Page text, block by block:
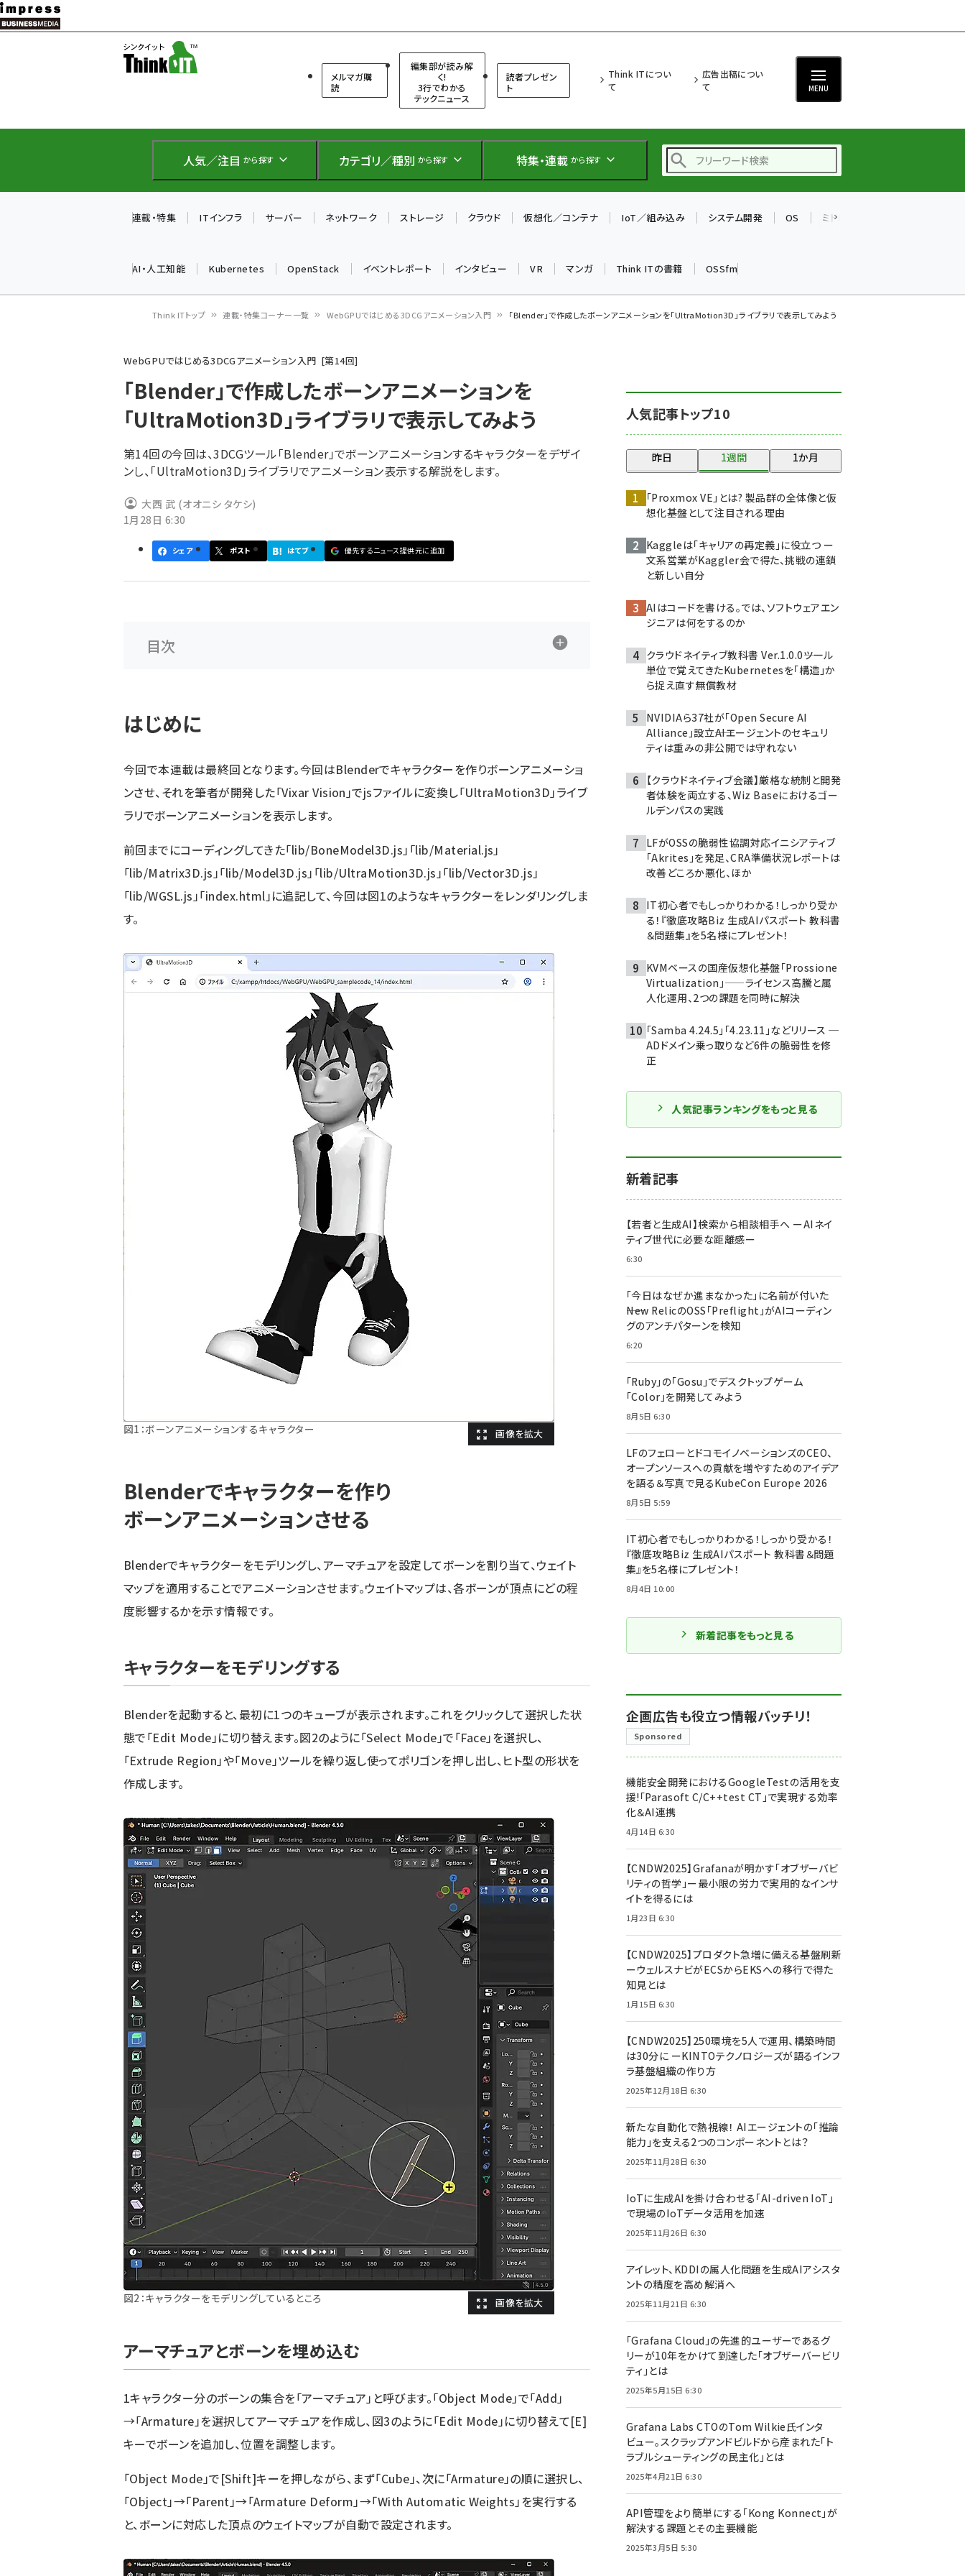
メ
イ
テ
に
メルマガ購
読
編集部が読み解
く!
3行でわかる
テックニュース
読者プレゼン
ト
Think ITについ
て
広告出稿につい
て
MENU
人気／注目 から探す カテゴリ／種別 から探す 特集・連載 から探す
仲間と築いた勝利の絆～
iot女子会 (2248)
drupal (1929)
genai (1468)
abc123 (1341)
連載・特集 ITインフラ サーバー ネットワーク ストレージ クラウド 仮想化／コンテナ IoT／組み込み システム開発 OS ミドルウェア
AI・人工知能 Kubernetes OpenStack イベントレポート インタビュー VR マンガ Think ITの書籍 OSSfm
ン
く
ず
Think ITトップ 連載・特集コーナー一覧 WebGPUではじめる3DCGアニメーション入門 「Blender」で作成したボーンアニメーションを「UltraMotion3D」ライブラリで表示してみよう
WebGPUではじめる3DCGアニメーション入門 第14回
「Blender」で作成したボーンアニメーションを
「UltraMotion3D」ライブラリで表示してみよう
第14回の今回は、3DCGツール「Blender」でボーンアニメーションするキャラクターをデザイ
ンし、「UltraMotion3D」ライブラリでアニメーション表示する解説をします。
大西 武 (オオニシ タケシ)
1月28日 6:30
シェア ポスト はてブ 優先するニュース提供元に追加
目次
はじめに
今回で本連載は最終回となります。今回はBlenderでキャラクターを作りボーンアニメーショ
ンさせ、それを筆者が開発した「Vixar Vision」でjsファイルに変換し「UltraMotion3D」ライブ
ラリでボーンアニメーションを表示します。
前回までにコーディングしてきた「lib/BoneModel3D.js」「lib/Material.js」
「lib/Matrix3D.js」「lib/Model3D.js」「lib/UltraMotion3D.js」「lib/Vector3D.js」
「lib/WGSL.js」「index.html」に追記して、今回は図1のようなキャラクターをレンダリングしま
す。
図1：ボーンアニメーションするキャラクター
Blenderでキャラクターを作り
ボーンアニメーションさせる
Blenderでキャラクターをモデリングし、アーマチュアを設定してボーンを割り当て、ウェイト
マップを適用することでアニメーションさせます。ウェイトマップは、各ボーンが頂点にどの程
度影響するかを示す情報です。
キャラクターをモデリングする
Blenderを起動すると、最初に1つのキューブが表示されます。これをクリックして選択した状
態で「Edit Mode」に切り替えます。図2のように「Select Mode」で「Face」を選択し、
「Extrude Region」や「Move」ツールを繰り返し使ってポリゴンを押し出し、ヒト型の形状を
作成します。
図2：キャラクターをモデリングしているところ
アーマチュアとボーンを埋め込む
1キャラクター分のボーンの集合を「アーマチュア」と呼びます。「Object Mode」で「Add」
→「Armature」を選択してアーマチュアを作成し、図3のように「Edit Mode」に切り替えて[E]
キーでボーンを追加し、位置を調整します。
「Object Mode」で[Shift]キーを押しながら、まず「Cube」、次に「Armature」の順に選択し、
「Object」→「Parent」→「Armature Deform」→「With Automatic Weights」を実行する
と、ボーンに対応した頂点のウェイトマップが自動で設定されます。
人気記事トップ10
昨日 1週間 1か月
「Proxmox VE」とは? 製品群の全体像と仮
想化基盤として注目される理由
Kaggleは「キャリアの再定義」に役立つ ー
文系営業がKaggler会で得た、挑戦の連鎖
と新しい自分
AIはコードを書ける。では、ソフトウェアエン
ジニアは何をするのか
クラウドネイティブ教科書 Ver.1.0.0――ツール
単位で覚えてきたKubernetesを「構造」か
ら捉え直す無償教材
NVIDIAら37社が「Open Secure AI
Alliance」設立――AIエージェントのセキュリ
ティは重みの非公開では守れない
【クラウドネイティブ会議】厳格な統制と開発
者体験を両立する、Wiz Baseにおけるゴー
ルデンパスの実践
LFがOSSの脆弱性協調対応イニシアティブ
「Akrites」を発足、CRA準備状況レポートは
改善どころか悪化、ほか
IT初心者でもしっかりわかる！しっかり受か
る！『徹底攻略Biz 生成AIパスポート 教科書
＆問題集』を5名様にプレゼント！
KVMベースの国産仮想化基盤「Prossione
Virtualization」——ライセンス高騰と属
人化運用、2つの課題を同時に解決
「Samba 4.24.5」「4.23.11」などリリース ─
ADドメイン乗っ取りなど6件の脆弱性を修
正
人気記事ランキングをもっと見る
新着記事
【若者と生成AI】検索から相談相手へ ーAIネイ
ティブ世代に必要な距離感ー
6:30
「今日はなぜか進まなかった」に名前が付いた
――New RelicのOSS「Preflight」がAIコーディン
グのアンチパターンを検知
6:20
「Ruby」の「Gosu」でデスクトップゲーム
「Color」を開発してみよう
8月5日 6:30
LFのフェローとドコモイノベーションズのCEO、
オープンソースへの貢献を増やすためのアイデア
を語る＆写真で見るKubeCon Europe 2026
8月5日 5:59
IT初心者でもしっかりわかる！しっかり受かる！
『徹底攻略Biz 生成AIパスポート 教科書＆問題
集』を5名様にプレゼント！
8月4日 10:00
新着記事をもっと見る
企画広告も役立つ情報バッチリ！
Sponsored
機能安全開発におけるGoogleTestの活用を支
援!「Parasoft C/C++test CT」で実現する効率
化＆AI連携
4月14日 6:30
【CNDW2025】Grafanaが明かす「オブザーバビ
リティの哲学」ー最小限の労力で実用的なインサ
イトを得るには
1月23日 6:30
【CNDW2025】プロダクト急増に備える基盤刷新
ーウェルスナビがECSからEKSへの移行で得た
知見とは
1月15日 6:30
【CNDW2025】250環境を5人で運用、構築時間
は30分に ーKINTOテクノロジーズが語るインフ
ラ基盤組織の作り方
2025年12月18日 6:30
新たな自動化で熱視線！ AIエージェントの「推論
能力」を支える2つのコンポーネントとは？
2025年11月28日 6:30
IoTに生成AIを掛け合わせる「AI-driven IoT」
で現場のIoTデータ活用を加速
2025年11月26日 6:30
アイレット、KDDIの属人化問題を生成AIアシスタ
ントの精度を高め解消へ
2025年11月21日 6:30
「Grafana Cloud」の先進的ユーザーであるグ
リーが10年をかけて到達した「オブザーバービリ
ティ」とは
2025年5月15日 6:30
Grafana Labs CTOのTom Wilkie氏インタ
ビュー。スクラップアンドビルドから産まれた「ト
ラブルシューティングの民主化」とは
2025年4月21日 6:30
API管理をより簡単にする「Kong Konnect」が
解決する課題とその主要機能
2025年3月5日 5:30